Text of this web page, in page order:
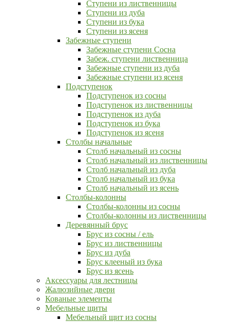
Ступени из лиственницы
Ступени из дуба
Ступени из бука
Ступени из ясеня
Забежные ступени
Забежные ступени Сосна
Забеж. ступени лиственница
Забежные ступени из дуба
Забежные ступени из ясеня
Подступенок
Подступенок из сосны
Подступенок из лиственницы
Подступенок из дуба
Подступенок из бука
Подступенок из ясеня
Столбы начальные
Столб начальный из сосны
Столб начальный из лиственницы
Столб начальный из дуба
Столб начальный из бука
Столб начальный из ясень
Столбы-колонны
Столбы-колонны из сосны
Столбы-колонны из лиственницы
Деревянный брус
Брус из сосны / ель
Брус из лиственницы
Брус из дуба
Брус клееный из бука
Брус из ясень
Аксессуары для лестницы
Жалюзийные двери
Кованые элементы
Мебельные щиты
Мебельный щит из сосны